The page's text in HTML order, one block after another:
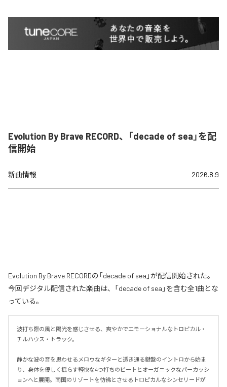
Evolution By Brave RECORD、「decade of sea」を配
信開始
新曲情報 2026.8.9
Evolution By Brave RECORDの「decade of sea」が配信開始された。
今回デジタル配信された楽曲は、「decade of sea」を含む全1曲とな
っている。
波打ち際の風と陽光を感じさせる、爽やかでエモーショナルなトロピカル・
チルハウス・トラック。
静かな波の音を思わせるメロウなギターと透き通る鍵盤のイントロから始ま
り、身体を優しく揺らす軽快な4つ打ちのビートとオーガニックなパーカッシ
ョンへと展開。南国のリゾートを彷彿とさせるトロピカルなシンセリードが